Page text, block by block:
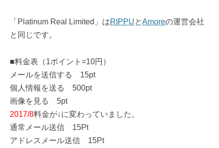
「Platinum Real Limited」はRIPPUとAmoreの運営会社
と同じです。
■料金表（1ポイント=10円）
メールを送信する 15pt
個人情報を送る 500pt
画像を見る 5pt
2017/8料金が↓に変わっていました。
通常メール送信 15Pt
アドレスメール送信 15Pt